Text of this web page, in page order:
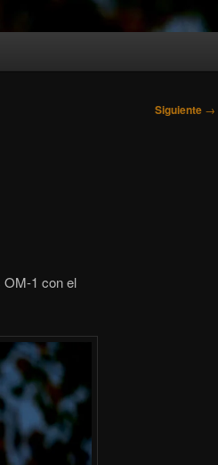
Siguiente →
OM-1 con el